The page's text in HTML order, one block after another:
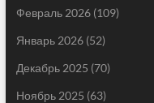
Февраль 2026(109)
Январь 2026(52)
Декабрь 2025 (70)
Ноябрь 2025 (63)